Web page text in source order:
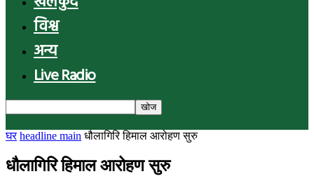
विश्व
अन्य
Live Radio
घर headline main धौलागिरि हिमाल आरोहण सुरु
धौलागिरि हिमाल आरोहण सुरु